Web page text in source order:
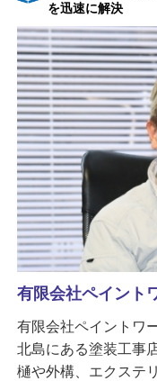
を迅速に解決
有限会社ペイント
有限会社ペイントワ
北島にある塗装工事
樋や外構、エクステ